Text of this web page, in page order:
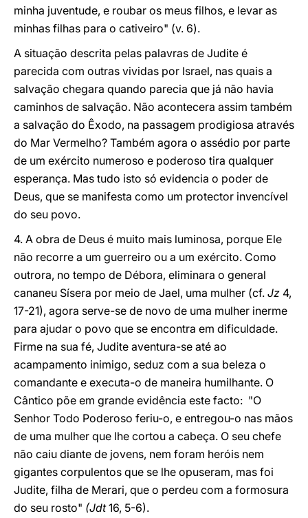
minha juventude, e roubar os meus filhos, e levar as
minhas filhas para o cativeiro" (v. 6).
A situação descrita pelas palavras de Judite é
parecida com outras vividas por Israel, nas quais a
salvação chegara quando parecia que já não havia
caminhos de salvação. Não acontecera assim também
a salvação do Êxodo, na passagem prodigiosa através
do Mar Vermelho? Também agora o assédio por parte
de um exército numeroso e poderoso tira qualquer
esperança. Mas tudo isto só evidencia o poder de
Deus, que se manifesta como um protector invencível
do seu povo.
4. A obra de Deus é muito mais luminosa, porque Ele
não recorre a um guerreiro ou a um exército. Como
outrora, no tempo de Débora, eliminara o general
cananeu Sísera por meio de Jael, uma mulher (cf. Jz 4,
17-21), agora serve-se de novo de uma mulher inerme
para ajudar o povo que se encontra em dificuldade.
Firme na sua fé, Judite aventura-se até ao
acampamento inimigo, seduz com a sua beleza o
comandante e executa-o de maneira humilhante. O
Cântico põe em grande evidência este facto: "O
Senhor Todo Poderoso feriu-o, e entregou-o nas mãos
de uma mulher que lhe cortou a cabeça. O seu chefe
não caiu diante de jovens, nem foram heróis nem
gigantes corpulentos que se lhe opuseram, mas foi
Judite, filha de Merari, que o perdeu com a formosura
do seu rosto" (Jdt16, 5-6).